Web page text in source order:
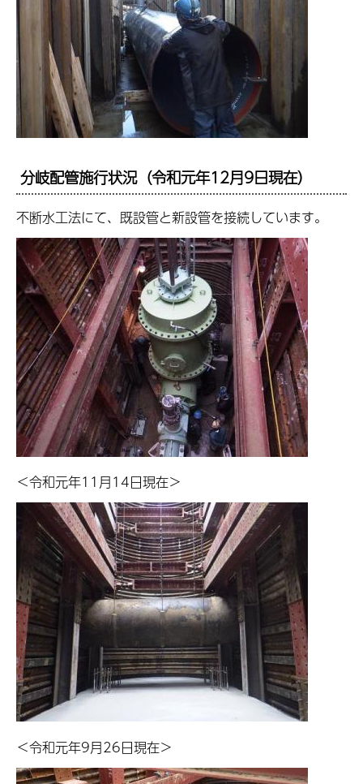
分岐配管施行状況（令和元年12月9日現在）
不断水工法にて、既設管と新設管を接続しています。
＜令和元年11月14日現在＞
＜令和元年9月26日現在＞